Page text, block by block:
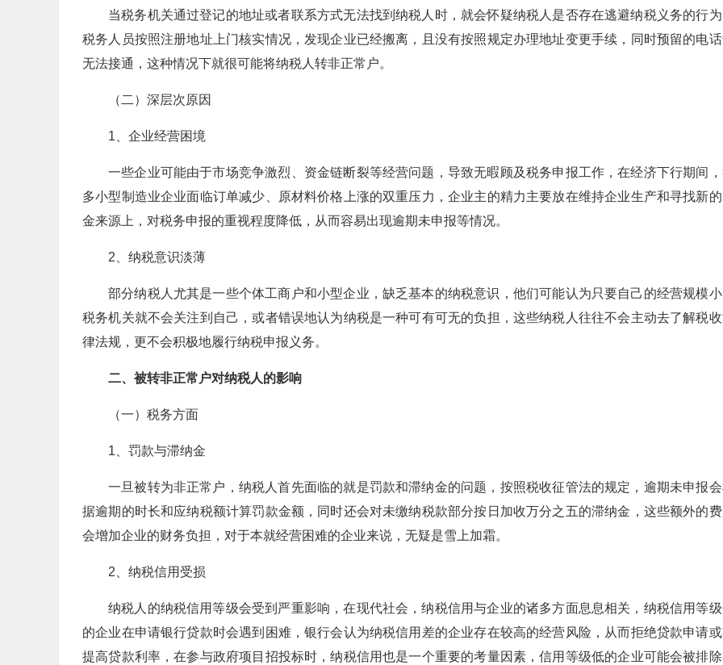
当税务机关通过登记的地址或者联系方式无法找到纳税人时，就会怀疑纳税人是否存在逃避纳税义务的行
税务人员按照注册地址上门核实情况，发现企业已经搬离，且没有按照规定办理地址变更手续，同时预留的电
无法接通，这种情况下就很可能将纳税人转非正常户。
（二）深层次原因
1、企业经营困境
一些企业可能由于市场竞争激烈、资金链断裂等经营问题，导致无暇顾及税务申报工作，在经济下行期间
多小型制造业企业面临订单减少、原材料价格上涨的双重压力，企业主的精力主要放在维持企业生产和寻找新
金来源上，对税务申报的重视程度降低，从而容易出现逾期未申报等情况。
2、纳税意识淡薄
部分纳税人尤其是一些个体工商户和小型企业，缺乏基本的纳税意识，他们可能认为只要自己的经营规模
税务机关就不会关注到自己，或者错误地认为纳税是一种可有可无的负担，这些纳税人往往不会主动去了解税
律法规，更不会积极地履行纳税申报义务。
二、被转非正常户对纳税人的影响
（一）税务方面
1、罚款与滞纳金
一旦被转为非正常户，纳税人首先面临的就是罚款和滞纳金的问题，按照税收征管法的规定，逾期未申报
据逾期的时长和应纳税额计算罚款金额，同时还会对未缴纳税款部分按日加收万分之五的滞纳金，这些额外的
会增加企业的财务负担，对于本就经营困难的企业来说，无疑是雪上加霜。
2、纳税信用受损
纳税人的纳税信用等级会受到严重影响，在现代社会，纳税信用与企业的诸多方面息息相关，纳税信用等
的企业在申请银行贷款时会遇到困难，银行会认为纳税信用差的企业存在较高的经营风险，从而拒绝贷款申请
提高贷款利率，在参与政府项目招投标时，纳税信用也是一个重要的考量因素，信用等级低的企业可能会被排